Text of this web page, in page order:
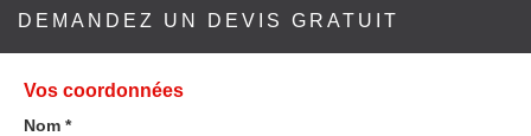
DEMANDEZ UN DEVIS GRATUIT
Vos coordonnées
Nom *